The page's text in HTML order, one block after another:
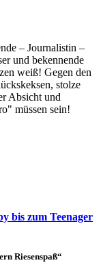
– Journalistin –
und bekennende
weiß! Gegen den
stolze
Absicht und
müssen sein!
bis zum Teenager
Riesenspaß“